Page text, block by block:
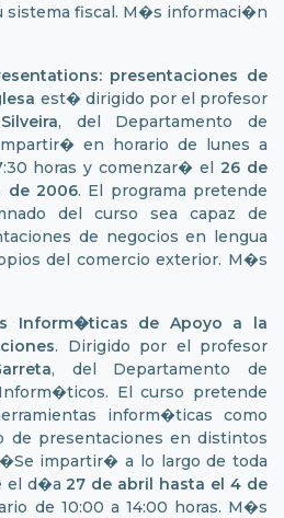
sistema fiscal. M�s informaci�n
presentaciones de
est� dirigido por el profesor
, del Departamento de
en horario de lunes a
horas y comenzar� el 26 de
de 2006. El programa pretende
del curso sea capaz de
de negocios en lengua
del comercio exterior. M�s
Inform�ticas de Apoyo a la
. Dirigido por el profesor
, del Departamento de
El curso pretende
inform�ticas como
de presentaciones en distintos
impartir� a lo largo de toda
el d�a 27 de abril hasta el 4 de
de 10:00 a 14:00 horas. M�s